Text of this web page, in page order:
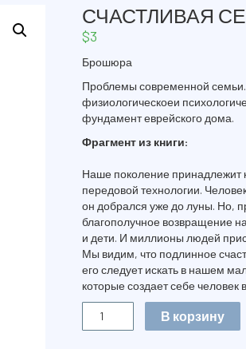
СЧАСТЛИВАЯ
$3
Брошюра
Проблемы современной
физиологическоеи
фундамент еврейского дома.
Фрагмент из книги:
Наше поколение принадлежит
передовой технологии.
он добрался уже до луны. Но,
благополучное возвращение
и дети. И миллионы людей
Мы видим, что подлинное
его следует искать в нашем
которые создает себе человек
СЧАСТЛИВАЯ
В корзину